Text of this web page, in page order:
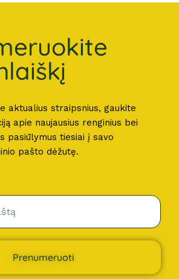
aktualius straipsnius, gaukite
apie naujausius renginius bei
pasiūlymus tiesiai į savo
pašto dėžutę.
Prenumeruoti